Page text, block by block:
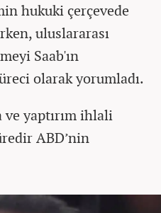
hukuki çerçevede
uluslararası
Saab'ın
olarak yorumladı.
ve yaptırım ihlali
ABD’nin